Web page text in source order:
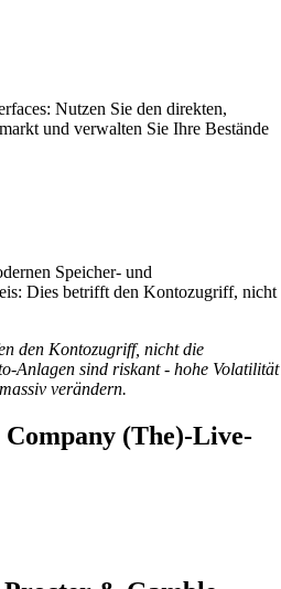
Nutzen Sie den direkten,
und verwalten Sie Ihre Bestände
Speicher- und
Dies betrifft den Kontozugriff, nicht
den Kontozugriff, nicht die
Anlagen sind riskant - hohe Volatilität
verändern.
(The)-Live-